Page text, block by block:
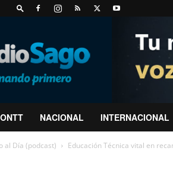
NACIONAL INTERNACIONAL
al Día (podcast) Educación Técnica vital en